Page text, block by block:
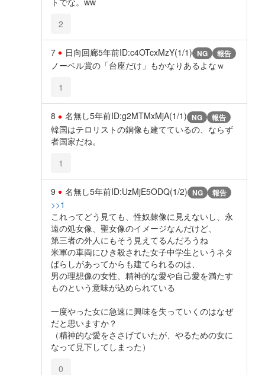
2
7 日向回廊5年前ID:c4OTcxMzY(1/1) NG 報告
ノーベル賞の「台座だけ」もかなりあるよなｗ
1
8 名無し5年前ID:g2MTMxMjA(1/1) NG 報告
韓国はテロリストの銅像も建てているの、ならず
者国家だね。
1
9 名無し5年前ID:UzMjE5ODQ(1/2) NG 報告
>>1
これってどう見ても、性奴隷像に見えないし、永
遠の処女像、聖女像のイメージなんだけど、
第三者の外人にもそう見えてるんだろうね
米軍の車両にひき殺された女子中学生というネタ
ばらしがあってからも建てられるのは、
男の理想像の女性、精神的な愛や自己愛を満たす
ものという意味が込められている
一度やった女に急速に興味を失っていくのはなぜ
だと思いますか？
（精神的な愛をささげていたが、やるための女に
なって見下してしまった）
0